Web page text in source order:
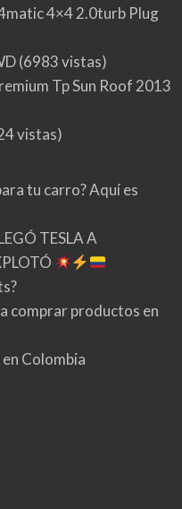
4×4 2.0turb Plug
(6983 vistas)
Tp Sun Roof 2013
vistas)
tu carro? Aquí es
TESLA A
comprar productos en
Colombia